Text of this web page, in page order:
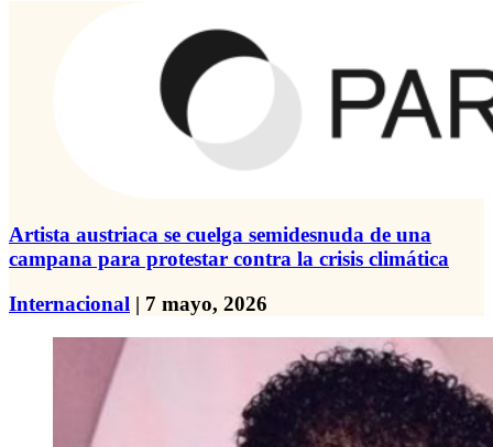
Artista austriaca se cuelga semidesnuda de una
campana para protestar contra la crisis climática
Internacional | 7 mayo, 2026